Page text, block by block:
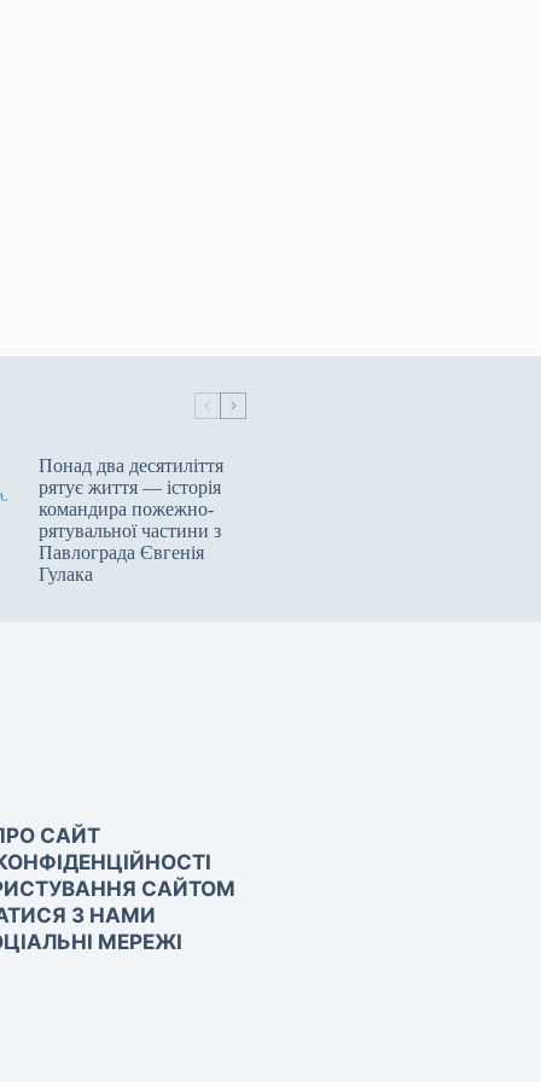
Понад два десятиліття
рятує життя — історія
командира пожежно-
рятувальної частини з
Павлограда Євгенія
Гулака
САЙТ
САЙТОМ
З НАМИ
МЕРЕЖІ